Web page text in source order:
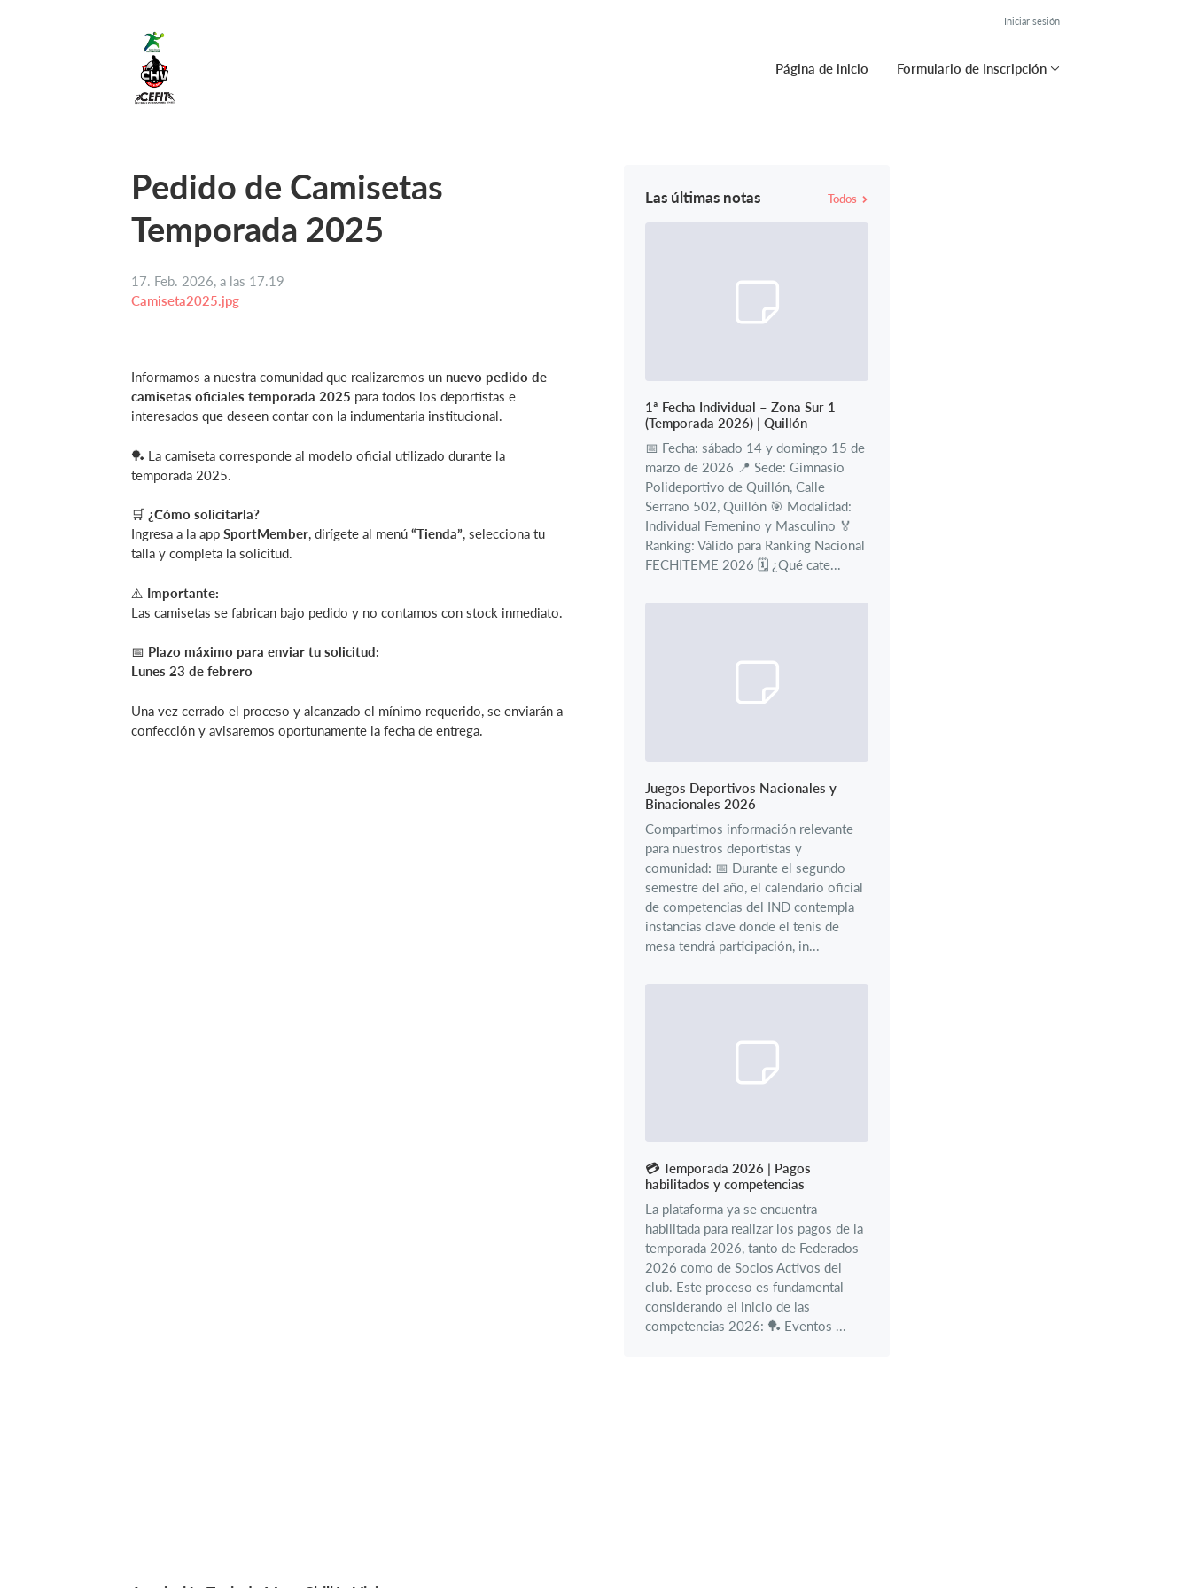
Iniciar sesión
Página de inicio Formulario de Inscripción
Pedido de Camisetas
Temporada 2025
17. Feb. 2026, a las 17.19
Camiseta2025.jpg
Informamos a nuestra comunidad que realizaremos un nuevo pedido de
camisetas oficiales temporada 2025 para todos los deportistas e
interesados que deseen contar con la indumentaria institucional.
🏓 La camiseta corresponde al modelo oficial utilizado durante la
temporada 2025.
🛒 ¿Cómo solicitarla?
Ingresa a la app SportMember, dirígete al menú “Tienda”, selecciona tu
talla y completa la solicitud.
⚠️ Importante:
Las camisetas se fabrican bajo pedido y no contamos con stock inmediato.
📅 Plazo máximo para enviar tu solicitud:
Lunes 23 de febrero
Una vez cerrado el proceso y alcanzado el mínimo requerido, se enviarán a
confección y avisaremos oportunamente la fecha de entrega.
Las últimas notas Todos
1ª Fecha Individual – Zona Sur 1
(Temporada 2026) | Quillón
📅 Fecha: sábado 14 y domingo 15 de
marzo de 2026 📍 Sede: Gimnasio
Polideportivo de Quillón, Calle
Serrano 502, Quillón 🎯 Modalidad:
Individual Femenino y Masculino 🏅
Ranking: Válido para Ranking Nacional
FECHITEME 2026 🗓️ ¿Qué cate...
Juegos Deportivos Nacionales y
Binacionales 2026
Compartimos información relevante
para nuestros deportistas y
comunidad: 📅 Durante el segundo
semestre del año, el calendario oficial
de competencias del IND contempla
instancias clave donde el tenis de
mesa tendrá participación, in...
​💳 Temporada 2026 | Pagos
habilitados y competencias
La plataforma ya se encuentra
habilitada para realizar los pagos de la
temporada 2026, tanto de Federados
2026 como de Socios Activos del
club. Este proceso es fundamental
considerando el inicio de las
competencias 2026: 🏓 Eventos ...